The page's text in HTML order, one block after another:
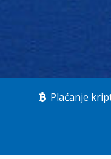
Plaćanje